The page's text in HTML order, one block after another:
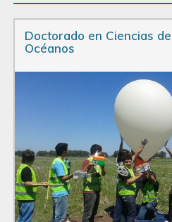
Doctorado en Ciencias
Océanos